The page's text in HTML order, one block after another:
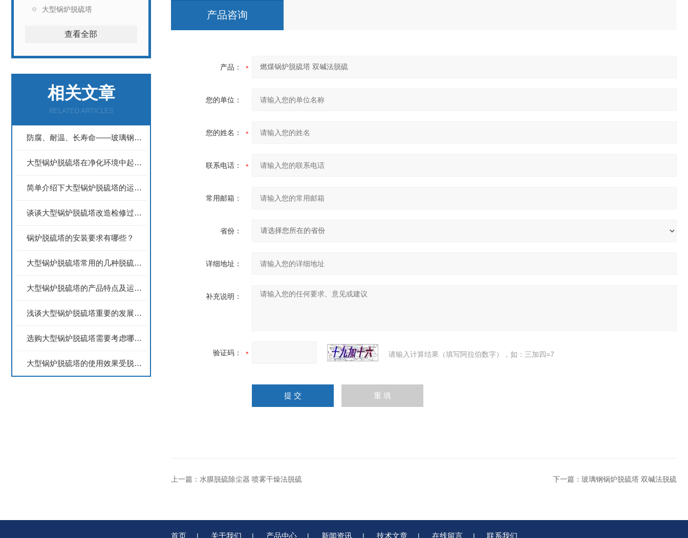
大型锅炉脱硫塔
查看全部
相关文章
RELATED ARTICLES
防腐、耐温、长寿命——玻璃钢材质在大型锅炉脱硫塔中的工程优势
大型锅炉脱硫塔在净化环境中起着重要的作用
简单介绍下大型锅炉脱硫塔的运输与安装
谈谈大型锅炉脱硫塔改造检修过程中的注意事项
锅炉脱硫塔的安装要求有哪些？
大型锅炉脱硫塔常用的几种脱硫方式讲解
大型锅炉脱硫塔的产品特点及运输安装
浅谈大型锅炉脱硫塔重要的发展趋势
选购大型锅炉脱硫塔需要考虑哪些要点？
大型锅炉脱硫塔的使用效果受脱硫液温度影响
产品咨询
产品：
您的单位：
您的姓名：
联系电话：
常用邮箱：
省份：
详细地址：
补充说明：
验证码： 请输入计算结果（填写阿拉伯数字），如：三加四=7
上一篇： 水膜脱硫除尘器 喷雾干燥法脱硫 下一篇： 玻璃钢锅炉脱硫塔 双碱法脱硫
首页 | 关于我们 | 产品中心 | 新闻资讯 | 技术文章 | 在线留言 | 联系我们